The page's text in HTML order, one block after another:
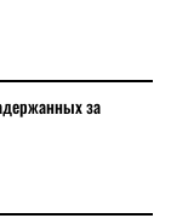
за